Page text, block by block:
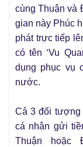
cùng Thuận và
gian này Phúc
phát trực tiếp
có tên ‘Vu
dụng phục vụ
nước.
Cả 3 đối tượng
cá nhân gửi
Thuận hoặc